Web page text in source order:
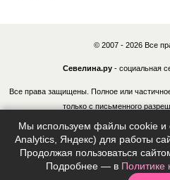
© 2007 - 2026 Все
Севелина.ру- социальная
Все права защищены. Полное или
только с письменного
В случае обнаружения нарушений,
ответственности в соответствии с
Мы используем файлы cookie и
Analytics, Яндекс) для работы
Продолжая пользоваться
Подробнее — в Политике